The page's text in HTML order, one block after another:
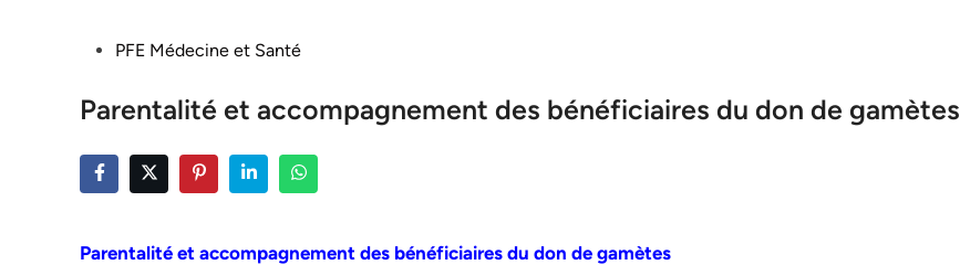
PostedPFE Médecine et Santé
Parentalité et accompagnement des bénéficiaires du don de gamètes
Parentalité et accompagnement des bénéficiaires du don de gamètes